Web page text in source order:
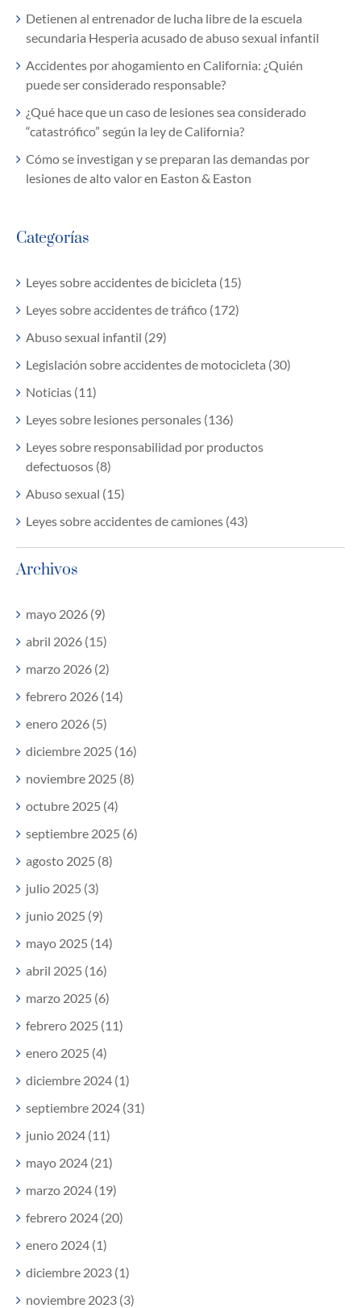
Detienen al entrenador de lucha libre de la escuela
secundaria Hesperia acusado de abuso sexual infantil
Accidentes por ahogamiento en California: ¿Quién
puede ser considerado responsable?
¿Qué hace que un caso de lesiones sea considerado
“catastrófico” según la ley de California?
Cómo se investigan y se preparan las demandas por
lesiones de alto valor en Easton & Easton
Categorías
Leyes sobre accidentes de bicicleta (15)
Leyes sobre accidentes de tráfico (172)
Abuso sexual infantil (29)
Legislación sobre accidentes de motocicleta (30)
Noticias (11)
Leyes sobre lesiones personales (136)
Leyes sobre responsabilidad por productos
defectuosos (8)
Abuso sexual (15)
Leyes sobre accidentes de camiones (43)
Archivos
mayo 2026 (9)
abril 2026 (15)
marzo 2026 (2)
febrero 2026 (14)
enero 2026 (5)
diciembre 2025 (16)
noviembre 2025 (8)
octubre 2025 (4)
septiembre 2025 (6)
agosto 2025 (8)
julio 2025 (3)
junio 2025 (9)
mayo 2025 (14)
abril 2025 (16)
marzo 2025 (6)
febrero 2025 (11)
enero 2025 (4)
diciembre 2024 (1)
septiembre 2024 (31)
junio 2024 (11)
mayo 2024 (21)
marzo 2024 (19)
febrero 2024 (20)
enero 2024 (1)
diciembre 2023 (1)
noviembre 2023 (3)